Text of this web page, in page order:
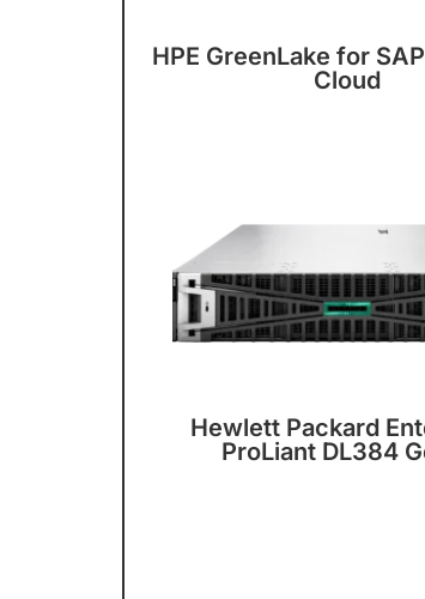
HPE GreenLake for
Cloud
Hewlett Packard
ProLiant DL384